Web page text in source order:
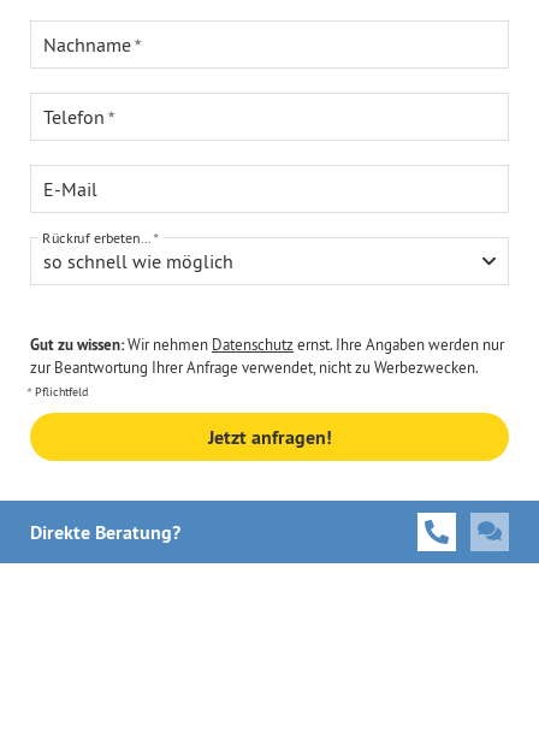
Nachname
Telefon
E-Mail
so schnell wie möglich
Rückruf erbeten...
Gut zu wissen:Wir nehmen Datenschutzernst. Ihre Angaben werden nur
zur Beantwortung Ihrer Anfrage verwendet, nicht zu Werbezwecken.
Pflichtfeld
Jetzt anfragen!
Direkte Beratung?